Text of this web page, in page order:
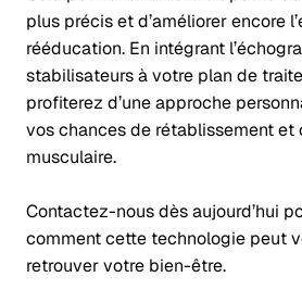
plus précis et d’améliorer encore
rééducation. En intégrant
stabilisateurs à votre plan de
profiterez d’une approche
vos chances de rétablissement
musculaire.
Contactez-nous dès aujourd’hui
comment cette technologie peut
retrouver votre bien-être.